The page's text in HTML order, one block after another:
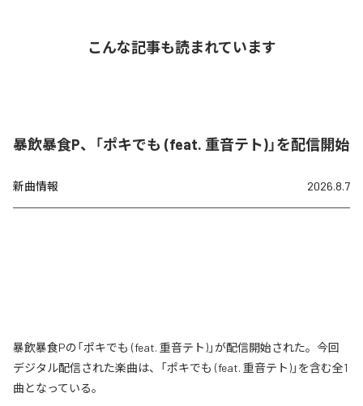
こんな記事も読まれています
暴飲暴食P、「ポキでも (feat. 重音テト)」を配信開始
新曲情報 2026.8.7
暴飲暴食Pの「ポキでも (feat. 重音テト)」が配信開始された。今回
デジタル配信された楽曲は、「ポキでも (feat. 重音テト)」を含む全1
曲となっている。